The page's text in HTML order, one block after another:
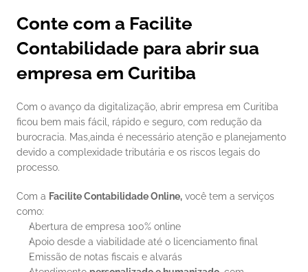
Conte com a Facilite
Contabilidade para abrir sua
empresa em Curitiba
Com o avanço da digitalização, abrir empresa em Curitiba
ficou bem mais fácil, rápido e seguro, com redução da
burocracia. Mas,ainda é necessário atenção e planejamento
devido a complexidade tributária e os riscos legais do
processo.
Com a Facilite Contabilidade Online, você tem a serviços
como:
Abertura de empresa 100% online
Apoio desde a viabilidade até o licenciamento final
Emissão de notas fiscais e alvarás